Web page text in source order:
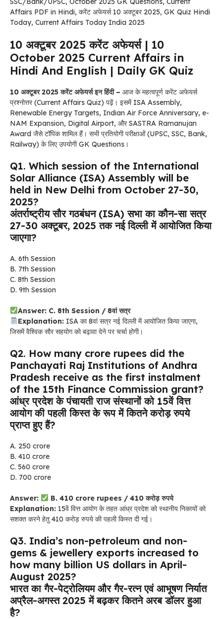
Affairs PDF in Hindi, करेंट अफेयर्स 10 अक्टूबर 2025, GK Quiz Hindi
Today, Current Affairs Today India 2025
10 अक्टूबर 2025 करेंट अफेयर्स | 10
October 2025 Current Affairs in
Hindi And English | Daily GK Quiz
10 अक्टूबर 2025 करेंट अफेयर्स इन हिंदी – आज के महत्वपूर्ण करेंट अफेयर्स
प्रश्नोत्तर (Current Affairs Quiz) पढ़ें। इसमें ISA Assembly,
Renewable Energy Targets, Indian Air Force Anniversary, e-
NAM Expansion, Digital Airport, और SASTRA Ramanujan
Award जैसे टॉपिक शामिल हैं। सभी प्रतियोगी परीक्षाओं (UPSC, SSC, Bank,
Railway) के लिए उपयोगी GK Questions।
Q1. Which session of the International
Solar Alliance (ISA) Assembly will be
held in New Delhi from October 27-30,
2025?
अंतर्राष्ट्रीय सौर गठबंधन (ISA) सभा का कौन-सा सत्र
27-30 अक्टूबर, 2025 तक नई दिल्ली में आयोजित किया
जाएगा?
A. 6th Session
B. 7th Session
C. 8th Session
D. 9th Session
Answer: C. 8th Session / 8वां सत्र
Explanation: ISA का 8वां सत्र नई दिल्ली में आयोजित किया जाएगा,
जिसमें वैश्विक सौर सहयोग को बढ़ावा देने पर चर्चा होगी।
Q2. How many crore rupees did the
Panchayati Raj Institutions of Andhra
Pradesh receive as the first instalment
of the 15th Finance Commission grant?
आंध्र प्रदेश के पंचायती राज संस्थानों को 15वें वित्त
आयोग की पहली किस्त के रूप में कितने करोड़ रुपये
प्राप्त हुए हैं?
A. 250 crore
B. 410 crore
C. 560 crore
D. 700 crore
Answer:
B. 410 crore rupees / 410 करोड़ रुपये
Explanation: 15वें वित्त आयोग के तहत आंध्र प्रदेश को स्थानीय निकायों को
सशक्त करने हेतु 410 करोड़ रुपये की पहली किस्त दी गई।
Q3. India’s non-petroleum and non-
gems & jewellery exports increased to
how many billion US dollars in April-
August 2025?
भारत का गैर-पेट्रोलियम और गैर-रत्न एवं आभूषण निर्यात
अप्रैल-अगस्त 2025 में बढ़कर कितने अरब डॉलर हुआ
है?